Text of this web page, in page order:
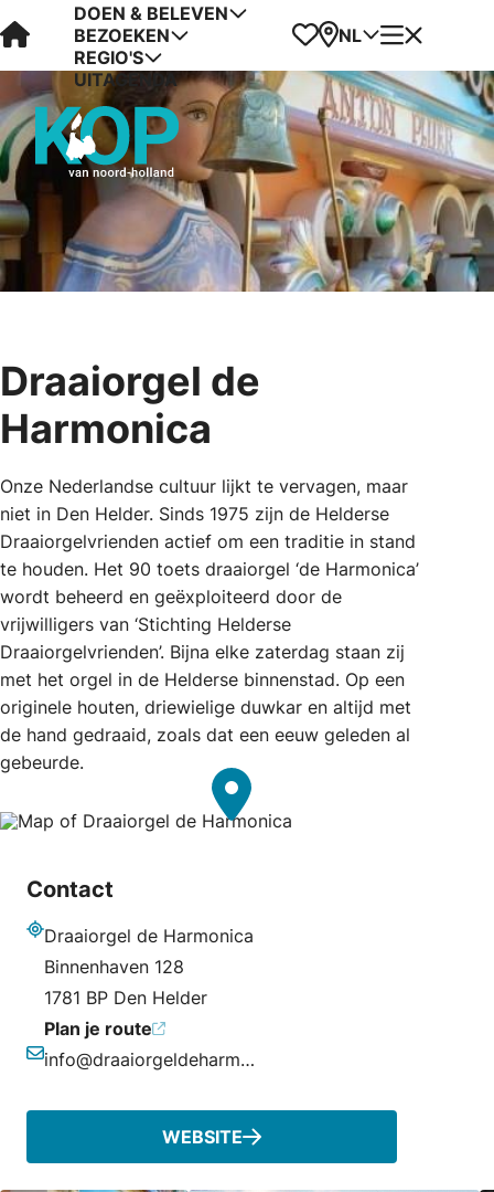
Visit Kop van Holland
DOEN & BELEVEN
BEZOEKEN
REGIO'S
UITAGENDA
Favorieten
Kaart
NL Menu
Draaiorgel de
Harmonica
Onze Nederlandse cultuur lijkt te vervagen, maar
niet in Den Helder. Sinds 1975 zijn de Helderse
Draaiorgelvrienden actief om een traditie in stand
te houden. Het 90 toets draaiorgel ‘de Harmonica’
wordt beheerd en geëxploiteerd door de
vrijwilligers van ‘Stichting Helderse
Draaiorgelvrienden’. Bijna elke zaterdag staan zij
met het orgel in de Helderse binnenstad. Op een
originele houten, driewielige duwkar en altijd met
de hand gedraaid, zoals dat een eeuw geleden al
gebeurde.
Contact
Draaiorgel de Harmonica
Binnenhaven 128
1781 BP Den Helder
Plan je route
E-mailadres
info@draaiorgeldeharmonica.nl
WEBSITE